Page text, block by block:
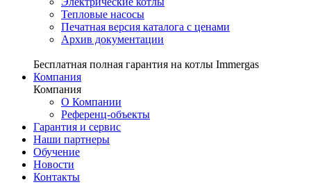
Тепловые насосы
Печатная версия каталога с ценами
Архив документации
Бесплатная полная гарантия на котлы Immergas
Компания
Компания
О Компании
Референц-объекты
Гарантия и сервис
Наши партнеры
Обучение
Новости
Контакты